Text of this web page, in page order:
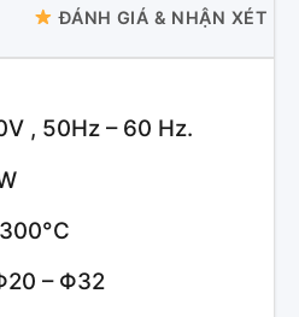
ĐÁNH GIÁ & NHẬN XÉT
, 50Hz – 60 Hz.
– Φ32